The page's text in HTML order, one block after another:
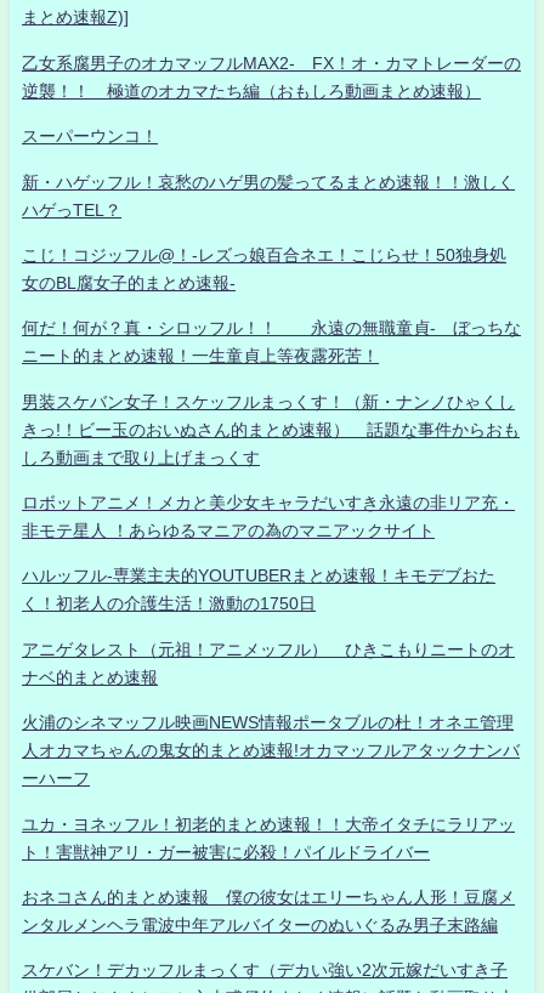
まとめ速報Z)]
乙女系腐男子のオカマッフルMAX2- FX！オ・カマトレーダーの
逆襲！！ 極道のオカマたち編（おもしろ動画まとめ速報）
スーパーウンコ！
新・ハゲッフル！哀愁のハゲ男の髪ってるまとめ速報！！激しく
ハゲっTEL？
こじ！コジッフル@！-レズっ娘百合ネエ！こじらせ！50独身処
女のBL腐女子的まとめ速報-
何だ！何が？真・シロッフル！！ 永遠の無職童貞- ぼっちな
ニート的まとめ速報！一生童貞上等夜露死苦！
男装スケバン女子！スケッフルまっくす！（新・ナンノひゃくし
きっ!！ビー玉のおいぬさん的まとめ速報） 話題な事件からおも
しろ動画まで取り上げまっくす
ロボットアニメ！メカと美少女キャラだいすき永遠の非リア充・
非モテ星人 ！あらゆるマニアの為のマニアックサイト
ハルッフル-専業主夫的YOUTUBERまとめ速報！キモデブおた
く！初老人の介護生活！激動の1750日
アニゲタレスト（元祖！アニメッフル） ひきこもりニートのオ
ナベ的まとめ速報
火浦のシネマッフル映画NEWS情報ポータブルの杜！オネエ管理
人オカマちゃんの鬼女的まとめ速報!オカマッフルアタックナンバ
ーハーフ
ユカ・ヨネッフル！初老的まとめ速報！！大帝イタチにラリアッ
ト！害獣神アリ・ガー被害に必殺！パイルドライバー
おネコさん的まとめ速報 僕の彼女はエリーちゃん人形！豆腐メ
ンタルメンヘラ電波中年アルバイターのぬいぐるみ男子末路編
スケバン！デカッフルまっくす（デカい強い2次元嫁だいすき子